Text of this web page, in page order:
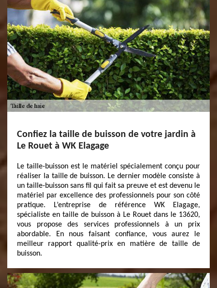
Confiez la taille de buisson de votre jardin à
Le Rouet à WK Elagage
Le taille-buisson est le matériel spécialement conçu pour
réaliser la taille de buisson. Le dernier modèle consiste à
un taille-buisson sans fil qui fait sa preuve et est devenu le
matériel par excellence des professionnels pour son côté
pratique. L’entreprise de référence WK Elagage,
spécialiste en taille de buisson à Le Rouet dans le 13620,
vous propose des services professionnels à un prix
abordable. En nous faisant confiance, vous aurez le
meilleur rapport qualité-prix en matière de taille de
buisson.